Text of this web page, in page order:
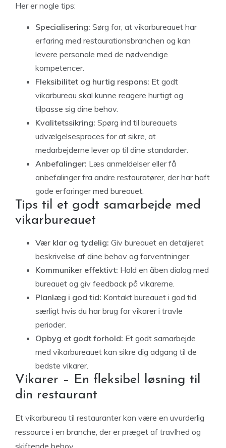
Her er nogle tips:
Specialisering: Sørg for, at vikarbureauet har
erfaring med restaurationsbranchen og kan
levere personale med de nødvendige
kompetencer.
Fleksibilitet og hurtig respons: Et godt
vikarbureau skal kunne reagere hurtigt og
tilpasse sig dine behov.
Kvalitetssikring: Spørg ind til bureauets
udvælgelsesproces for at sikre, at
medarbejderne lever op til dine standarder.
Anbefalinger: Læs anmeldelser eller få
anbefalinger fra andre restauratører, der har haft
gode erfaringer med bureauet.
Tips til et godt samarbejde med
vikarbureauet
Vær klar og tydelig: Giv bureauet en detaljeret
beskrivelse af dine behov og forventninger.
Kommuniker effektivt: Hold en åben dialog med
bureauet og giv feedback på vikarerne.
Planlæg i god tid: Kontakt bureauet i god tid,
særligt hvis du har brug for vikarer i travle
perioder.
Opbyg et godt forhold: Et godt samarbejde
med vikarbureauet kan sikre dig adgang til de
bedste vikarer.
Vikarer – En fleksibel løsning til
din restaurant
Et vikarbureau til restauranter kan være en uvurderlig
ressource i en branche, der er præget af travlhed og
skiftende behov.